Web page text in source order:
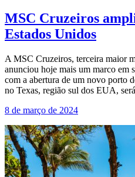
MSC Cruzeiros
Estados Unidos
A MSC Cruzeiros, terceira maior
anunciou hoje mais um marco em
com a abertura de um novo porto
no Texas, região sul dos EUA,
8 de março de 2024